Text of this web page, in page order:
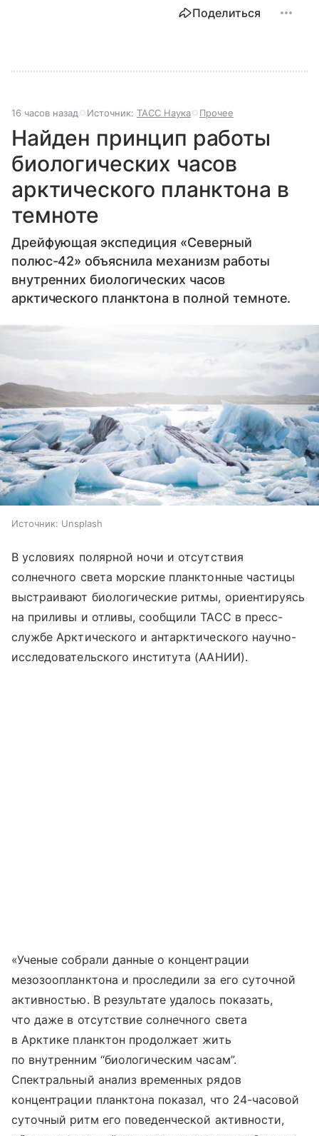
Поделиться
16 часов назад Источник: ТАСС Наука Прочее
Найден принцип работы
биологических часов
арктического планктона в
темноте
Дрейфующая экспедиция «Северный
полюс-42» объяснила механизм работы
внутренних биологических часов
арктического планктона в полной темноте.
Источник: Unsplash
В условиях полярной ночи и отсутствия
солнечного света морские планктонные частицы
выстраивают биологические ритмы, ориентируясь
на приливы и отливы, сообщили ТАСС в пресс-
службе Арктического и антарктического научно-
исследовательского института (ААНИИ).
«Ученые собрали данные о концентрации
мезозоопланктона и проследили за его суточной
активностью. В результате удалось показать,
что даже в отсутствие солнечного света
в Арктике планктон продолжает жить
по внутренним “биологическим часам”.
Спектральный анализ временных рядов
концентрации планктона показал, что 24-часовой
суточный ритм его поведенческой активности,